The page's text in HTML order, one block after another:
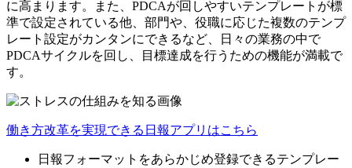
に高まります。また、PDCAが回しやすいテンプレートが標
準で設定されている他、部門や、役職に応じた複数のテンプ
レート設定がカンタンにできるなど、日々の業務の中で
PDCAサイクルを回し、目標達成を行うための機能が満載で
す。
働き方改革を実現できる日報アプリはこちら
日報フォーマットをあらかじめ登録できるテンプレー